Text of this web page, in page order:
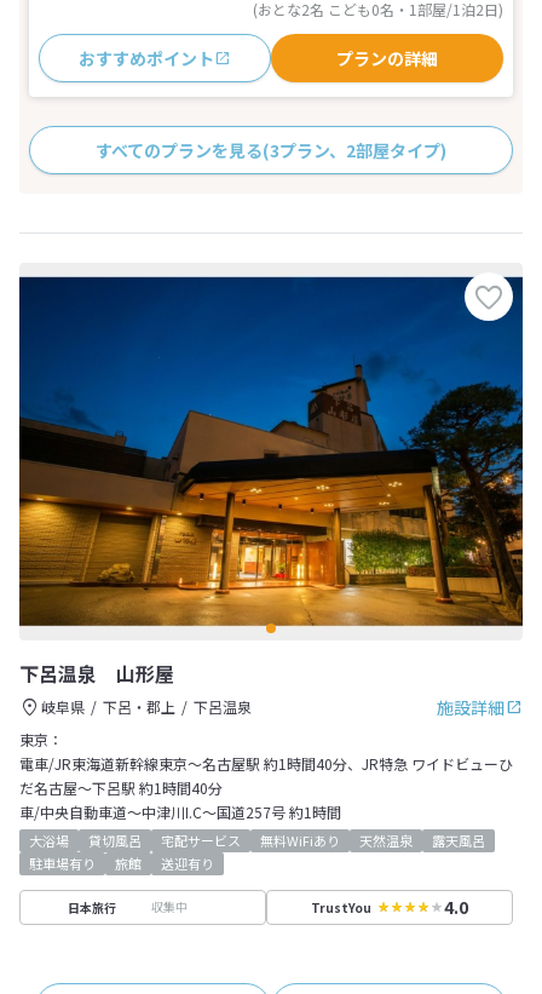
(おとな2名 こども0名・1部屋/1泊2日)
おすすめポイント プランの詳細
すべてのプランを見る(3プラン、2部屋タイプ)
下呂温泉 山形屋
施設詳細
岐阜県 下呂・郡上
下呂温泉
東京：
電車/JR東海道新幹線東京～名古屋駅 約1時間40分、JR特急 ワイドビューひ
だ名古屋～下呂駅 約1時間40分
車/中央自動車道～中津川I.C～国道257号 約1時間
大浴場 貸切風呂 宅配サービス 無料WiFiあり 天然温泉
露天風呂
駐車場有り
旅館 送迎有り
日本旅行 収集中 TrustYou 4.0